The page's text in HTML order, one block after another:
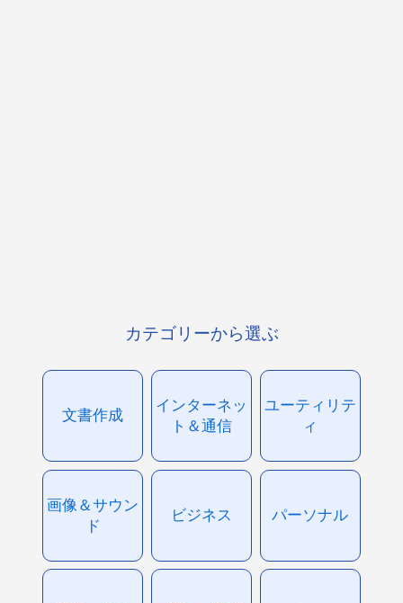
カテゴリーから選ぶ
文書作成
インターネッ
ト＆通信
ユーティリテ
ィ
画像＆サウン
ド
ビジネス パーソナル